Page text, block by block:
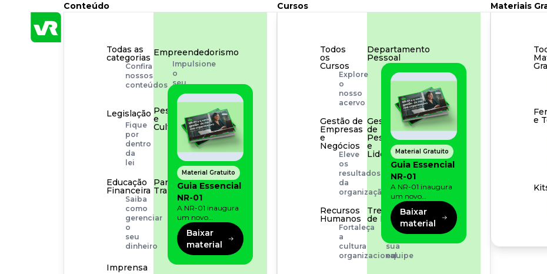
Conteúdo
Todas as
categorias
Confira
nossos
conteúdos
Empreendedorismo
Impulsione
o
seu
negócio
Legislação
Fique
por
dentro
da
lei
Pessoas
e
Cultura
Aprimore
cultura
organizacional
Educação
Financeira
Saiba
como
gerenciar
o
seu
dinheiro
Para o
Trabalhador
Tudo
para
facilitar
rotina
Imprensa
Material Gratuito
Guia Essencial
NR-01
A NR-01 inaugura
um novo
momento na
prevenção de riscos:
agora, além dos
fatores físicos e
operacionais, as
Baixar
material
Cursos
Todos
os
Cursos
Explore
o
nosso
acervo
Departamento
Pessoal
Para
simplificar
processos
Gestão de
Empresas
e
Negócios
Eleve
os
resultados
da
organização
Gestão
de
Pessoas
e
Liderança
Capacitação
com
especialistas
Recursos
Humanos
Fortaleça
a
cultura
organizacional
Treinamento
de Produto
Desenvolva
sua
equipe
Material Gratuito
Guia Essencial
NR-01
A NR-01 inaugura
um novo
momento na
prevenção de riscos:
agora, além dos
fatores físicos e
operacionais, as
empresas precisam
olhar também
Baixar
material
Materiais
e